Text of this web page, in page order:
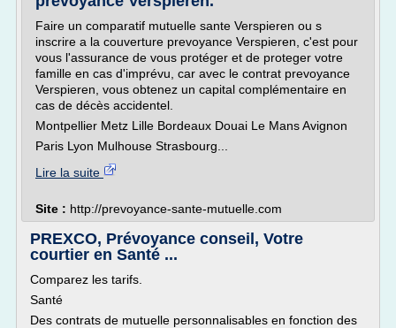
Faire un comparatif mutuelle sante Verspieren ou s
inscrire a la couverture prevoyance Verspieren, c'est pour
vous l'assurance de vous protéger et de proteger votre
famille en cas d'imprévu, car avec le contrat prevoyance
Verspieren, vous obtenez un capital complémentaire en
cas de décès accidentel.
Montpellier Metz Lille Bordeaux Douai Le Mans Avignon
Paris Lyon Mulhouse Strasbourg...
Lire la suite
Site : http://prevoyance-sante-mutuelle.com
PREXCO, Prévoyance conseil, Votre
courtier en Santé ...
Comparez les tarifs.
Santé
Des contrats de mutuelle personnalisables en fonction des